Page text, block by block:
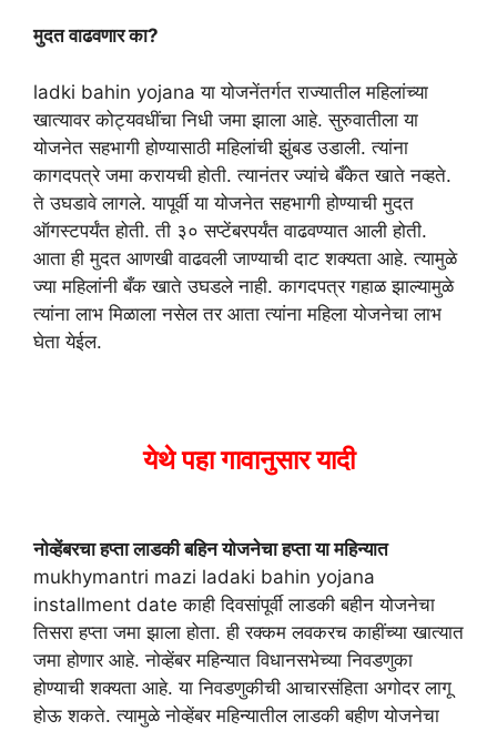
मुदत वाढवणार का?
ladki bahin yojana या योजनेंतर्गत राज्यातील महिलांच्या
खात्यावर कोट्यवधींचा निधी जमा झाला आहे. सुरुवातीला या
योजनेत सहभागी होण्यासाठी महिलांची झुंबड उडाली. त्यांना
कागदपत्रे जमा करायची होती. त्यानंतर ज्यांचे बँकेत खाते नव्हते.
ते उघडावे लागले. यापूर्वी या योजनेत सहभागी होण्याची मुदत
ऑगस्टपर्यंत होती. ती ३० सप्टेंबरपर्यंत वाढवण्यात आली होती.
आता ही मुदत आणखी वाढवली जाण्याची दाट शक्यता आहे. त्यामुळे
ज्या महिलांनी बँक खाते उघडले नाही. कागदपत्र गहाळ झाल्यामुळे
त्यांना लाभ मिळाला नसेल तर आता त्यांना महिला योजनेचा लाभ
घेता येईल.
येथे पहा गावानुसार यादी
नोव्हेंबरचा हप्ता लाडकी बहिन योजनेचा हप्ता या महिन्यात
mukhymantri mazi ladaki bahin yojana
installment date काही दिवसांपूर्वी लाडकी बहीन योजनेचा
तिसरा हप्ता जमा झाला होता. ही रक्कम लवकरच काहींच्या खात्यात
जमा होणार आहे. नोव्हेंबर महिन्यात विधानसभेच्या निवडणुका
होण्याची शक्यता आहे. या निवडणुकीची आचारसंहिता अगोदर लागू
होऊ शकते. त्यामुळे नोव्हेंबर महिन्यातील लाडकी बहीण योजनेचा